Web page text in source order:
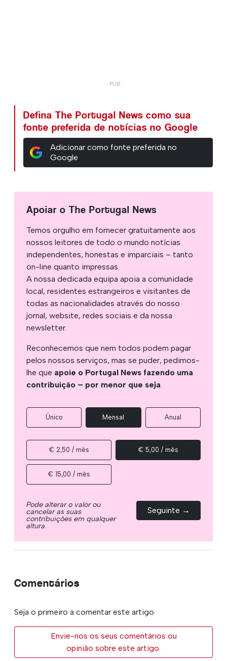
Defina The Portugal News como sua
fonte preferida de notícias no Google
Adicionar como fonte preferida no
Google
Apoiar o The Portugal News
Temos orgulho em fornecer gratuitamente aos
nossos leitores de todo o mundo notícias
independentes, honestas e imparciais – tanto
on-line quanto impressas.
A nossa dedicada equipa apoia a comunidade
local, residentes estrangeiros e visitantes de
todas as nacionalidades através do nosso
jornal, website, redes sociais e da nossa
newsletter.
Reconhecemos que nem todos podem pagar
pelos nossos serviços, mas se puder, pedimos-
lhe que apoie o Portugal News fazendo uma
contribuição – por menor que seja.
Único Mensal Anual
€ 2,50 / mês € 5,00 / mês
€ 15,00 / mês
Pode alterar o valor ou
cancelar as suas
contribuições em qualquer
altura.
Seguinte →
Comentários
Seja o primeiro a comentar este artigo
Envie-nos os seus comentários ou
opinião sobre este artigo.